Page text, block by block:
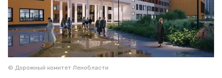
© Дорожный комитет Ленобласти